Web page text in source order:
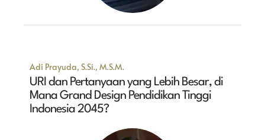
Adi Prayuda, S.Si., M.S.M.
URI dan Pertanyaan yang Lebih Besar, di
Mana Grand Design Pendidikan Tinggi
Indonesia 2045?